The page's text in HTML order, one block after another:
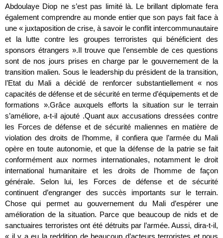
Abdoulaye Diop ne s’est pas limité là. Le brillant diplomate fera
également comprendre au monde entier que son pays fait face à
une « juxtaposition de crise, à savoir le conflit intercommunautaire
et la lutte contre les groupes terroristes qui bénéficient des
sponsors étrangers ».Il trouve que l’ensemble de ces questions
sont de nos jours prises en charge par le gouvernement de la
transition malien. Sous le leadership du président de la transition,
l’Etat du Mali a décidé de renforcer substantiellement « nos
capacités de défense et de sécurité en terme d’équipements et de
formations ».Grâce auxquels efforts la situation sur le terrain
s’améliore, a-t-il ajouté .Quant aux accusations dressées contre
les Forces de défense et de sécurité maliennes en matière de
violation des droits de l’homme, il confiera que l’armée du Mali
opère en toute autonomie, et que la défense de la patrie se fait
conformément aux normes internationales, notamment le droit
international humanitaire et les droits de l’homme de façon
générale. Selon lui, les Forces de défense et de sécurité
continuent d’engranger des succès importants sur le terrain.
Chose qui permet au gouvernement du Mali d’espérer une
amélioration de la situation. Parce que beaucoup de nids et de
sanctuaires terroristes ont été détruits par l’armée. Aussi, dira-t-il,
« il y a eu la reddition de beaucoup d’acteurs terroristes et nous